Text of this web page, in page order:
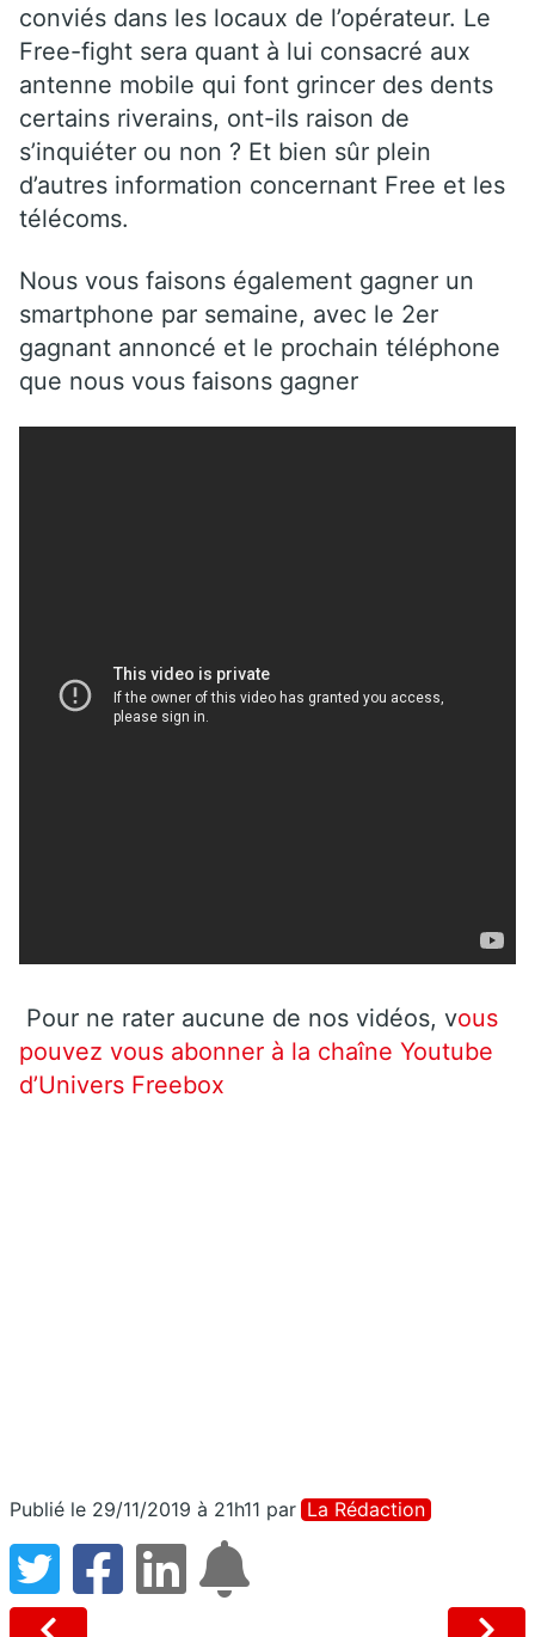
conviés dans les locaux de l’opérateur. Le
Free-fight sera quant à lui consacré aux
antenne mobile qui font grincer des dents
certains riverains, ont-ils raison de
s’inquiéter ou non ? Et bien sûr plein
d’autres information concernant Free et les
télécoms.
Nous vous faisons également gagner un
smartphone par semaine, avec le 2er
gagnant annoncé et le prochain téléphone
que nous vous faisons gagner
Pour ne rater aucune de nos vidéos, vous
pouvez vous abonner à la chaîne Youtube
d’Univers Freebox
Publié le 29/11/2019 à 21h11 par La Rédaction